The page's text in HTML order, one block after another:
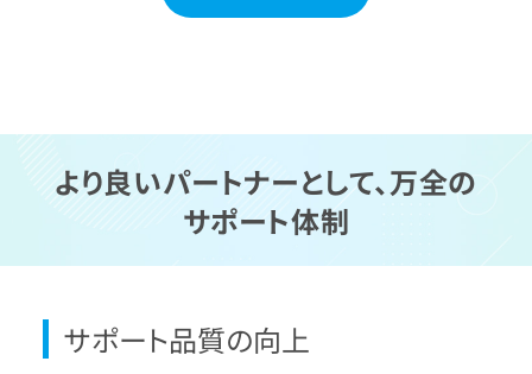
より良いパートナーとして、万全の
サポート体制
サポート品質の向上